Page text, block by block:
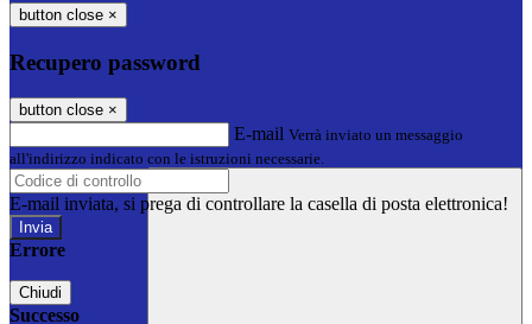
button close ×
Recupero password
button close ×
E-mail Verrà inviato un messaggio
all'indirizzo indicato con le istruzioni necessarie.
E-mail inviata, si prega di controllare la casella di posta elettronica!
Errore
Chiudi
Successo